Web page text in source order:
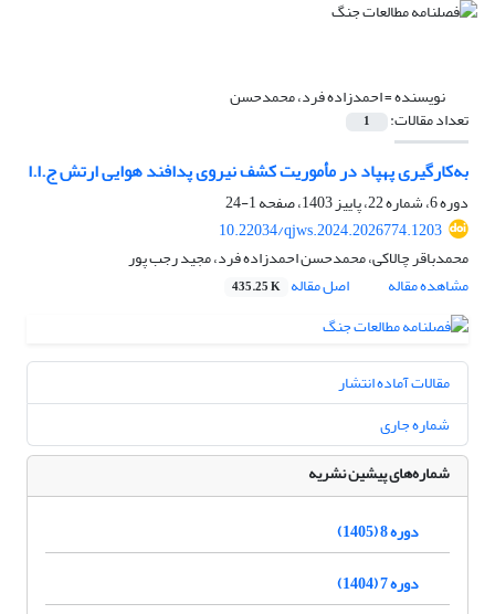
نویسنده =احمدزاده فرد، محمدحسن
تعداد مقالات: 1
به‌کارگیری پهپاد در مأموریت‌ کشف نیروی پدافند هوایی ارتش ج.ا.ا
دوره 6، شماره 22، پاییز 1403، صفحه
1-24
10.22034/qjws.2024.2026774.1203
محمدباقر چالاکی، محمدحسن احمدزاده فرد، مجید رجب پور
مشاهده مقاله
اصل مقاله 435.25 K
مقالات آماده انتشار
شماره جاری
شماره‌های پیشین نشریه
دوره 8 (1405)
دوره 7 (1404)